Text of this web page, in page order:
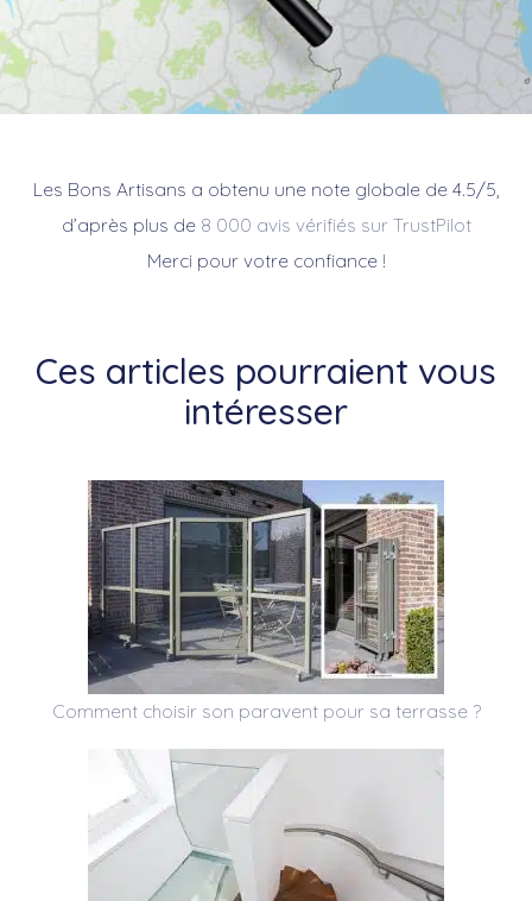
Les Bons Artisans a obtenu une note globale de 4.5/5,
d’après plus de 8 000 avis vérifiés sur TrustPilot
Merci pour votre confiance !
Ces articles pourraient vous
intéresser
Comment choisir son paravent pour sa terrasse ?